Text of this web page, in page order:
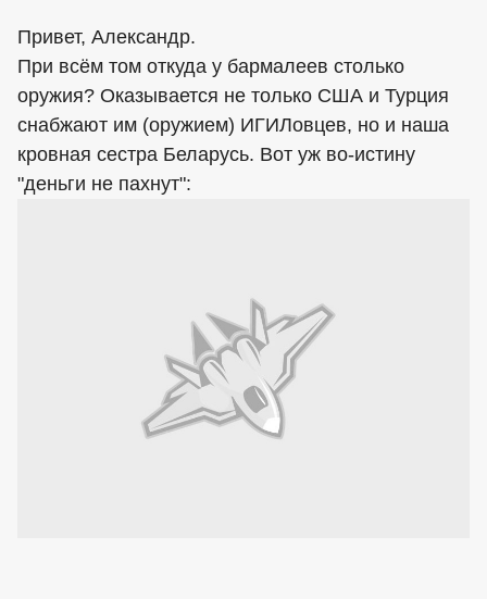
Привет, Александр.
При всём том откуда у бармалеев столько
оружия? Оказывается не только США и Турция
снабжают им (оружием) ИГИЛовцев, но и наша
кровная сестра Беларусь. Вот уж во-истину
"деньги не пахнут":